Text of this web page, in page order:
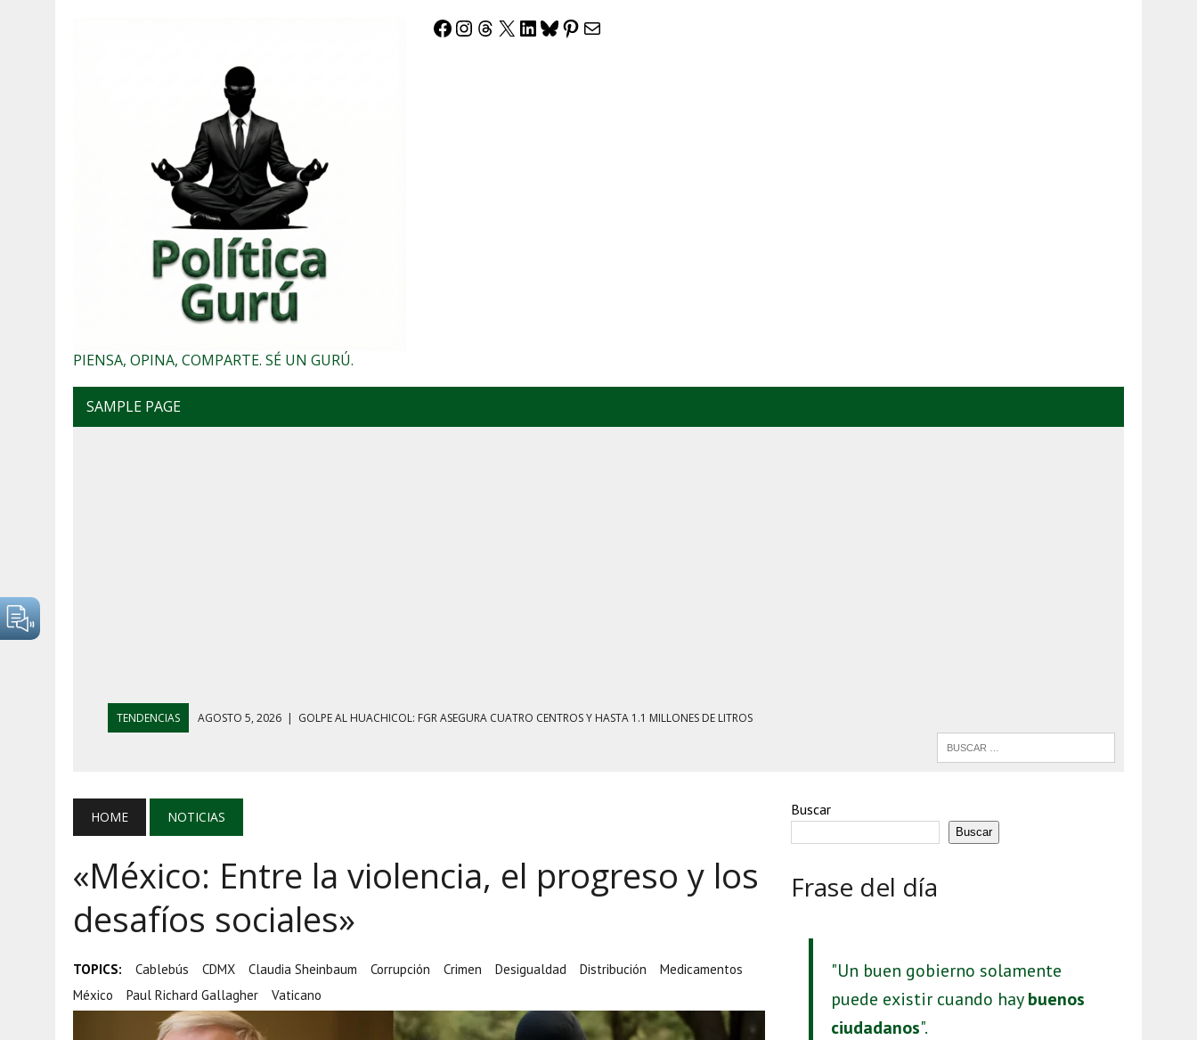
PIENSA, OPINA, COMPARTE. SÉ UN GURÚ.
Facebook
Instagram
Threads
X LinkedIn
Bluesky
Pinterest
Correo electrónico
SAMPLE PAGE
TENDENCIAS AGOSTO 4, 2026 | MAÑANERA DEL 4 DE AGOSTO: CINCO FRENTES BAJO EXAMEN
AGOSTO 5, 2026 | TRANSPARENCIA, HUACHICOL Y EXAMEN DE LA UNAM MARCAN LA JORNADA
AGOSTO 5, 2026
GOLPE AL HUACHICOL: FGR ASEGURA CUATRO CENTROS Y HASTA 1.1 MILLONES DE LITROS
HOME NOTICIAS
«México: Entre la violencia, el progreso y los
desafíos sociales»
TOPICS: Cablebús CDMX Claudia Sheinbaum Corrupción Crimen Desigualdad Distribución
Medicamentos
México
Paul Richard Gallagher Vaticano
Buscar
Buscar
Frase del día
"Un buen gobierno solamente
puede existir cuando haybuenos
ciudadanos".